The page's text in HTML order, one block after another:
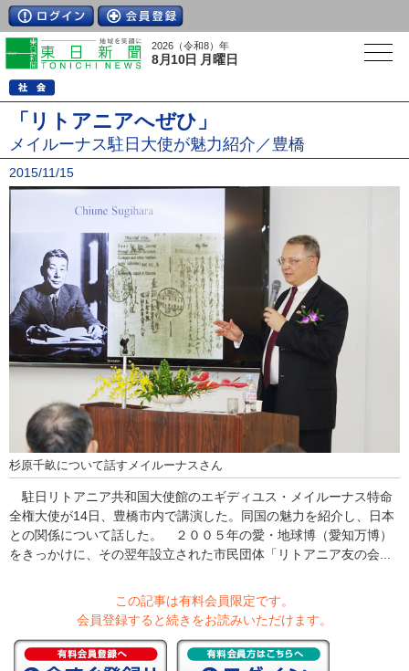
2026（令和8）年
8月10日 月曜日
「リトアニアへぜひ」
メイルーナス駐日大使が魅力紹介／豊橋
2015/11/15
杉原千畝について話すメイルーナスさん
駐日リトアニア共和国大使館のエギディユス・メイルーナス特命
全権大使が14日、豊橋市内で講演した。同国の魅力を紹介し、日本
との関係について話した。 ２００５年の愛・地球博（愛知万博）
をきっかけに、その翌年設立された市民団体「リトアニア友の会...
この記事は有料会員限定です。
会員登録すると続きをお読みいただけます。